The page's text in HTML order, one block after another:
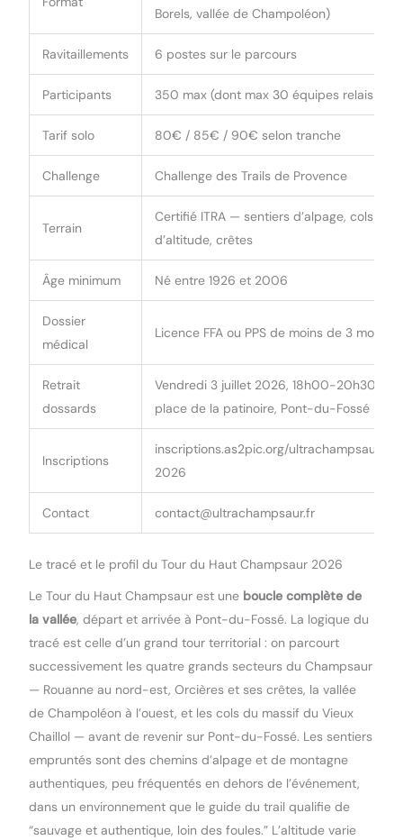
Borels, vallée de Champoléon)
Ravitaillements 6 postes sur le parcours
Participants 350 max (dont max 30 équipes relais)
Tarif solo 80€ / 85€ / 90€ selon tranche
Challenge Challenge des Trails de Provence
Terrain
Certifié ITRA — sentiers d’alpage, cols
d’altitude, crêtes
Âge minimum Né entre 1926 et 2006
Dossier
médical
Licence FFA ou PPS de moins de 3 mois
Retrait
dossards
Vendredi 3 juillet 2026, 18h00-20h30,
place de la patinoire, Pont-du-Fossé
Inscriptions
inscriptions.as2pic.org/ultrachampsaur-
2026
Contact contact@ultrachampsaur.fr
Le tracé et le profil du Tour du Haut Champsaur 2026
Le Tour du Haut Champsaur est une boucle complète de
la vallée, départ et arrivée à Pont-du-Fossé. La logique du
tracé est celle d’un grand tour territorial : on parcourt
successivement les quatre grands secteurs du Champsaur
— Rouanne au nord-est, Orcières et ses crêtes, la vallée
de Champoléon à l’ouest, et les cols du massif du Vieux
Chaillol — avant de revenir sur Pont-du-Fossé. Les sentiers
empruntés sont des chemins d’alpage et de montagne
authentiques, peu fréquentés en dehors de l’événement,
dans un environnement que le guide du trail qualifie de
“sauvage et authentique, loin des foules.” L’altitude varie